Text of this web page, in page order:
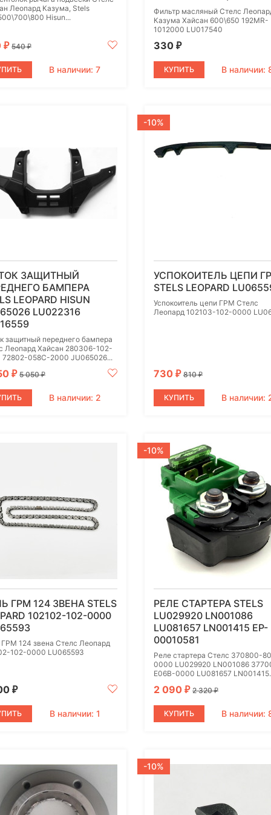
Леопард Казума, Stels
Hisun...
₽ 540₽
В наличии: 7
Фильтр масляный Стелс
Казума Хайсан 600\650 192MR-
1012000 LU017540
330 ₽
КУПИТЬ В наличии:
ЗАЩИТНЫЙ
БАМПЕРА
LEOPARD HISUN
LU022316
защитный переднего бампера
Леопард Хайсан 280306-102-
058C-2000 JU065026...
₽ 5 050₽
В наличии: 2
-10%
УСПОКОИТЕЛЬ ЦЕПИ
STELS LEOPARD
Успокоитель цепи ГРМ Стелс
Леопард 102103-102-0000
730 ₽ 810₽
КУПИТЬ В наличии:
ГРМ 124 ЗВЕНА STELS
102102-102-0000
124 звена Стелс Леопард
102-0000 LU065593
₽
В наличии: 1
-10%
РЕЛЕ СТАРТЕРА STELS
LU029920 LN001086
LU081657 LN001415 EP-
00010581
Реле стартера Стелс 370800-
0000 LU029920 LN001086
E06B-0000 LU081657
2 090 ₽ 2 320₽
КУПИТЬ В наличии:
-10%